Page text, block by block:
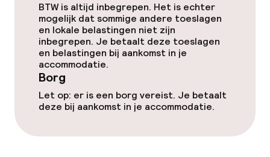
BTW is altijd inbegrepen. Het is echter
mogelijk dat sommige andere toeslagen
en lokale belastingen niet zijn
inbegrepen. Je betaalt deze toeslagen
en belastingen bij aankomst in je
accommodatie.
Borg
Let op: er is een borg vereist. Je betaalt
deze bij aankomst in je accommodatie.